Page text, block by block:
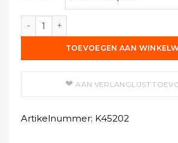
Pruissian Blue (PB 27) aantal
TOEVOEGEN AAN
AAN VERLANGLIJST
Artikelnummer: K45202